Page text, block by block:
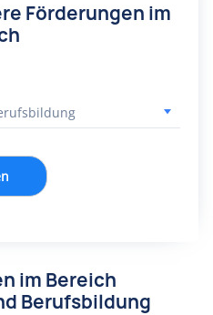
Förderungen im
im Bereich
Berufsbildung